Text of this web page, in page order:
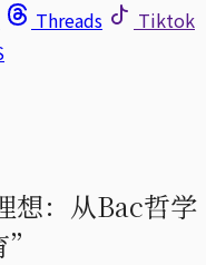
Threads
Tiktok
想：从Bac哲学